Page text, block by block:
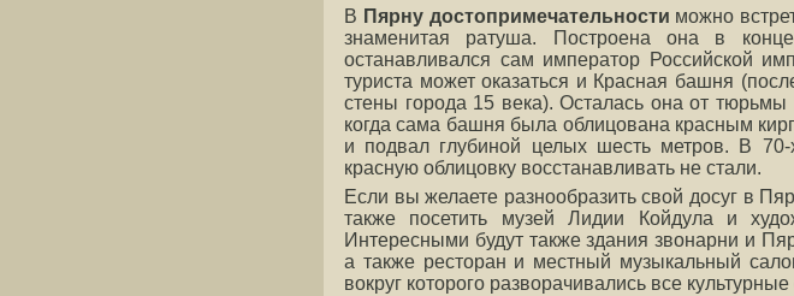
В Пярну достопримечательности можно
знаменитая ратуша. Построена она в
останавливался сам император Российской
туриста может оказаться и Красная башня
стены города 15 века). Осталась она от
когда сама башня была облицована красным
и подвал глубиной целых шесть метров. В
красную облицовку восстанавливать не стали.
Если вы желаете разнообразить свой досуг в
также посетить музей Лидии Койдула и
Интересными будут также здания звонарни и
а также ресторан и местный музыкальный
вокруг которого разворачивались все